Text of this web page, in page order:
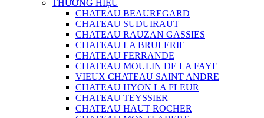
THƯƠNG HIỆU
CHATEAU BEAUREGARD
CHATEAU SUDUIRAUT
CHATEAU RAUZAN GASSIES
CHATEAU LA BRULERIE
CHATEAU FERRANDE
CHATEAU MOULIN DE LA FAYE
VIEUX CHATEAU SAINT ANDRE
CHATEAU HYON LA FLEUR
CHATEAU TEYSSIER
CHATEAU HAUT ROCHER